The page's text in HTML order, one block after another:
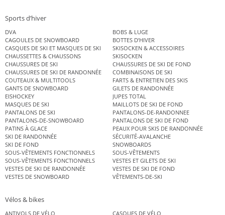
Sports d’hiver
DVA
BOBS & LUGE
CAGOULES DE SNOWBOARD
BOTTES D’HIVER
CASQUES DE SKI ET MASQUES DE SKI
SKISOCKEN & ACCESSOIRES
CHAUSSETTES & CHAUSSONS
SKISOCKEN
CHAUSSURES DE SKI
CHAUSSURES DE SKI DE FOND
CHAUSSURES DE SKI DE RANDONNÉE
COMBINAISONS DE SKI
COUTEAUX & MULTITOOLS
FARTS & ENTRETIEN DES SKIS
GANTS DE SNOWBOARD
GILETS DE RANDONNÉE
EISHOCKEY
JUPES TOTAL
MASQUES DE SKI
MAILLOTS DE SKI DE FOND
PANTALONS DE SKI
PANTALONS-DE-RANDONNEE
PANTALONS-DE-SNOWBOARD
PANTALONS DE SKI DE FOND
PATINS À GLACE
PEAUX POUR SKIS DE RANDONNÉE
SKI DE RANDONNÉE
SÉCURITÉ-AVALANCHE
SKI DE FOND
SNOWBOARDS
SOUS-VÊTEMENTS FONCTIONNELS
SOUS-VÊTEMENTS
SOUS-VÊTEMENTS FONCTIONNELS
VESTES ET GILETS DE SKI
VESTES DE SKI DE RANDONNÉE
VESTES DE SKI DE FOND
VESTES DE SNOWBOARD
VÊTEMENTS-DE-SKI
Vélos & bikes
ANTIVOLS DE VÉLO
CASQUES DE VÉLO